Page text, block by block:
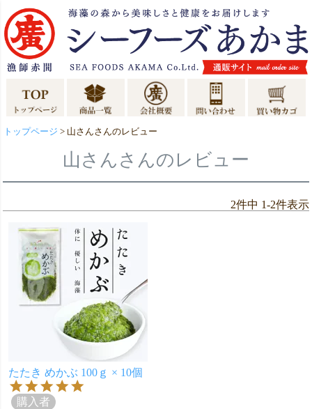
トップページ 山さんさんのレビュー
山さんさんのレビュー
2件中 1-2件表示
たたき めかぶ 100ｇ × 10個
購入者